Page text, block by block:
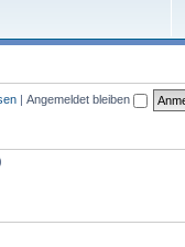
| Angemeldet bleiben